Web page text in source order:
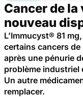
Cancer de
nouveau
L’Immucyst® 81
certains cancers
après une pénurie
problème industriel
Un autre
remplacer.